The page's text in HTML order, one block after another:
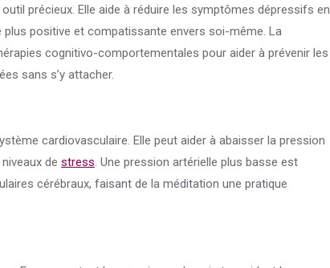
précieux. Elle aide à réduire les symptômes dépressifs en
positive et compatissante envers soi-même. La
cognitivo-comportementales pour aider à prévenir les
sans s’y attacher.
cardiovasculaire. Elle peut aider à abaisser la pression
de stress. Une pression artérielle plus basse est
cérébraux, faisant de la méditation une pratique